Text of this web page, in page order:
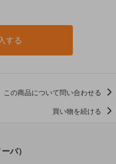
する
この商品について問い合わせる
買い物を続ける
バ）